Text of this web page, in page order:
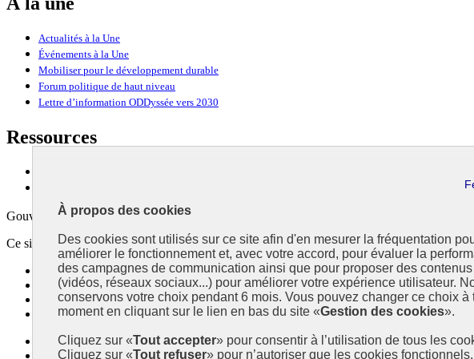
À propos des cookies
Des cookies sont utilisés sur ce site afin d'en mesurer la fréquentation
améliorer le fonctionnement et, avec votre accord, pour évaluer la
des campagnes de communication ainsi que pour proposer des
(vidéos, réseaux sociaux...) pour améliorer votre expérience utilisateur.
conservons votre choix pendant 6 mois. Vous pouvez changer ce choix à
moment en cliquant sur le lien en bas du site «Gestion des cookies».
Cliquez sur «Tout accepter» pour consentir à l’utilisation de tous les
Cliquez sur «Tout refuser» pour n’autoriser que les cookies
Actualités à la Une
Événements à la Une
Mobiliser pour le développement durable
Forum politique de haut niveau
Lettre d’information ODDyssée vers 2030
Ressources
Gouvernement
Ce site propose l’information de référence concernant l’Agenda 2030 et la feuille de route
info.gouv.fr- ouvre une nouvelle fenêtre
service-public.fr- ouvre une nouvelle fenêtre
legifrance.gouv.fr- ouvre une nouvelle fenêtre
data.gouv.fr- ouvre une nouvelle fenêtre
Plan du site
Accessibilité